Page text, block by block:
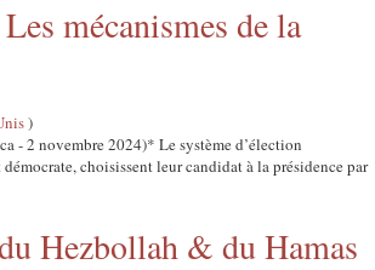
mécanismes de la
)
- 2 novembre 2024)* Le système d’élection
choisissent leur candidat à la présidence par
Hezbollah & du Hamas